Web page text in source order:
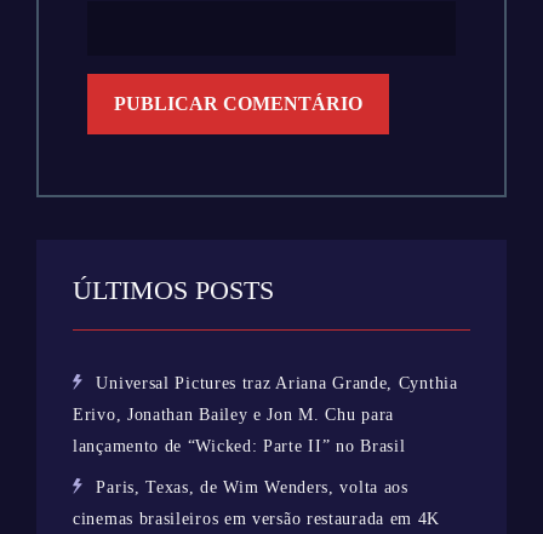
ÚLTIMOS POSTS
Universal Pictures traz Ariana Grande, Cynthia
Erivo, Jonathan Bailey e Jon M. Chu para
lançamento de “Wicked: Parte II” no Brasil
Paris, Texas, de Wim Wenders, volta aos
cinemas brasileiros em versão restaurada em 4K